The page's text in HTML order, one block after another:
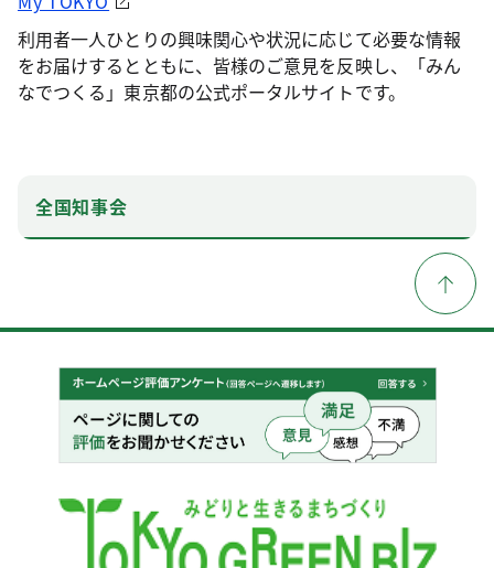
利用者一人ひとりの興味関心や状況に応じて必要な情報
をお届けするとともに、皆様のご意見を反映し、「みん
なでつくる」東京都の公式ポータルサイトです。
全国知事会